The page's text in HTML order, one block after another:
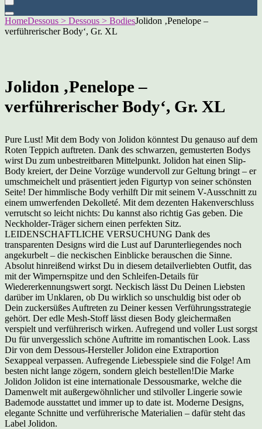
HomeDessous > Dessous > BodiesJolidon ‚Penelope –
verführerischer Body‘, Gr. XL
Jolidon ‚Penelope –
verführerischer Body‘, Gr. XL
Pure Lust! Mit dem Body von Jolidon könntest Du genauso auf dem
Roten Teppich auftreten. Dank des schwarzen, gemusterten Bodys
wirst Du zum unbestreitbaren Mittelpunkt. Jolidon hat einen Slip-
Body kreiert, der Deine Vorzüge wundervoll zur Geltung bringt – er
umschmeichelt und präsentiert jeden Figurtyp von seiner schönsten
Seite! Der himmlische Body verhilft Dir mit seinem V-Ausschnitt zu
einem umwerfenden Dekolleté. Mit dem dezenten Hakenverschluss
verrutscht so leicht nichts: Du kannst also richtig Gas geben. Die
Neckholder-Träger sichern einen perfekten Sitz.
LEIDENSCHAFTLICHE VERSUCHUNG Dank des
transparenten Designs wird die Lust auf Darunterliegendes noch
angekurbelt – die neckischen Einblicke berauschen die Sinne.
Absolut hinreißend wirkst Du in diesem detailverliebten Outfit, das
mit der Wimpernspitze und den Schleifen-Details für
Wiedererkennungswert sorgt. Neckisch lässt Du Deinen Liebsten
darüber im Unklaren, ob Du wirklich so unschuldig bist oder ob
Dein zuckersüßes Auftreten zu Deiner kessen Verführungsstrategie
gehört. Der edle Mesh-Stoff lässt diesen Body gleichermaßen
verspielt und verführerisch wirken. Aufregend und voller Lust sorgst
Du für unvergesslich schöne Auftritte im romantischen Look. Lass
Dir von dem Dessous-Hersteller Jolidon eine Extraportion
Sexappeal verpassen. Aufregende Liebesspiele sind die Folge! Am
besten nicht lange zögern, sondern gleich bestellen!Die Marke
Jolidon Jolidon ist eine internationale Dessousmarke, welche die
Damenwelt mit außergewöhnlicher und stilvoller Lingerie sowie
Bademode ausstattet und immer up to date ist. Moderne Designs,
elegante Schnitte und verführerische Materialien – dafür steht das
Label Jolidon.